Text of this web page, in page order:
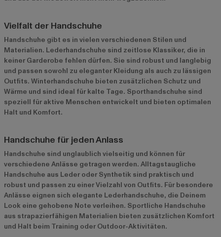
Vielfalt der Handschuhe
Handschuhe gibt es in vielen verschiedenen Stilen und
Materialien. Lederhandschuhe sind zeitlose Klassiker, die in
keiner Garderobe fehlen dürfen. Sie sind robust und langlebig
und passen sowohl zu eleganter Kleidung als auch zu lässigen
Outfits. Winterhandschuhe bieten zusätzlichen Schutz und
Wärme und sind ideal für kalte Tage. Sporthandschuhe sind
speziell für aktive Menschen entwickelt und bieten optimalen
Halt und Komfort.
Handschuhe für jeden Anlass
Handschuhe sind unglaublich vielseitig und können für
verschiedene Anlässe getragen werden. Alltagstaugliche
Handschuhe aus Leder oder Synthetik sind praktisch und
robust und passen zu einer Vielzahl von Outfits. Für besondere
Anlässe eignen sich elegante Lederhandschuhe, die Deinem
Look eine gehobene Note verleihen. Sportliche Handschuhe
aus strapazierfähigen Materialien bieten zusätzlichen Komfort
und Halt beim Training oder Outdoor-Aktivitäten.